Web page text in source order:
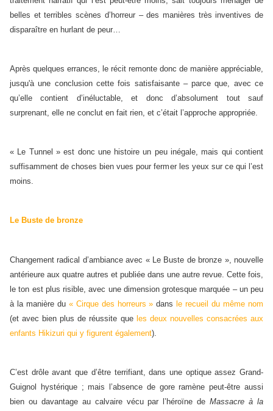
belles et terribles scènes d’horreur – des manières très inventives de
disparaître en hurlant de peur…
Après quelques errances, le récit remonte donc de manière appréciable,
jusqu'à une conclusion cette fois satisfaisante – parce que, avec ce
qu’elle contient d’inéluctable, et donc d’absolument tout sauf
surprenant, elle ne conclut en fait rien, et c’était l’approche appropriée.
« Le Tunnel » est donc une histoire un peu inégale, mais qui contient
suffisamment de choses bien vues pour fermer les yeux sur ce qui l’est
moins.
Le Buste de bronze
Changement radical d’ambiance avec « Le Buste de bronze », nouvelle
antérieure aux quatre autres et publiée dans une autre revue. Cette fois,
le ton est plus risible, avec une dimension grotesque marquée – un peu
à la manière du « Cirque des horreurs » dans le recueil du même nom
(et avec bien plus de réussite que les deux nouvelles consacrées aux
enfants Hikizuri qui y figurent également).
C’est drôle avant que d’être terrifiant, dans une optique assez Grand-
Guignol hystérique ; mais l’absence de gore ramène peut-être aussi
bien ou davantage au calvaire vécu par l’héroïne deMassacre à la